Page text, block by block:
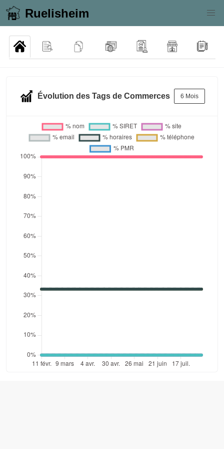
Ruelisheim
Évolution des Tags de Commerces 6 Mois